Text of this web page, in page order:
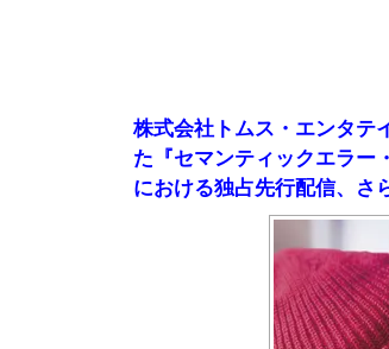
株式会社トムス・エンタテ
た『セマンティックエラー
における独占先行配信、さ